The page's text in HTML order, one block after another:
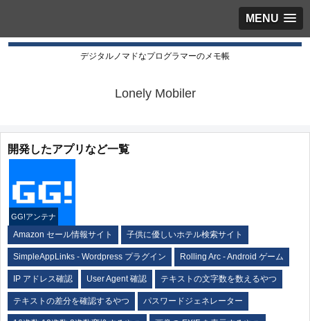
MENU
デジタルノマドなプログラマーのメモ帳
Lonely Mobiler
開発したアプリなど一覧
GG!アンテナ
Amazon セール情報サイト 子供に優しいホテル検索サイト
SimpleAppLinks - Wordpress プラグイン Rolling Arc - Android ゲーム
IP アドレス確認 User Agent 確認 テキストの文字数を数えるやつ
テキストの差分を確認するやつ パスワードジェネレーター